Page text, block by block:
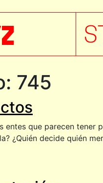
Z
745
entes que parecen tener
¿Quién decide quién